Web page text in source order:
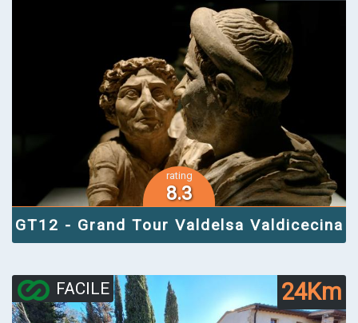
rating
8.3
GT12 - Grand Tour Valdelsa Valdicecina
FACILE 24Km